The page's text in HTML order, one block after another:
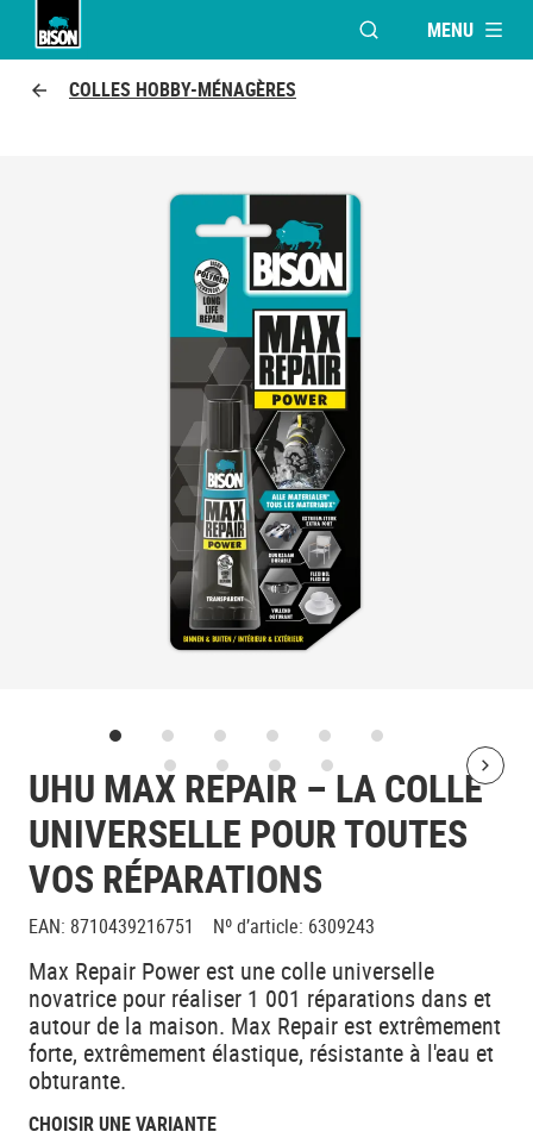
OUVRIR LAMENU
COLLES HOBBY-MÉNAGÈRES
UHU MAX REPAIR – LA COLLE
UNIVERSELLE POUR TOUTES
VOS RÉPARATIONS
EAN: 8710439216751 Nº d’article: 6309243
Max Repair Power est une colle universelle
novatrice pour réaliser 1 001 réparations dans et
autour de la maison. Max Repair est extrêmement
forte, extrêmement élastique, résistante à l'eau et
obturante.
CHOISIR UNE VARIANTE